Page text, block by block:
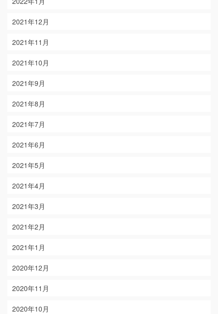
2021年12月
2021年11月
2021年10月
2021年9月
2021年8月
2021年7月
2021年6月
2021年5月
2021年4月
2021年3月
2021年2月
2021年1月
2020年12月
2020年11月
2020年10月